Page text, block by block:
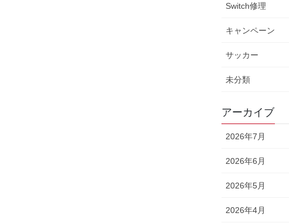
Switch修理
キャンペーン
サッカー
未分類
アーカイブ
2026年7月
2026年6月
2026年5月
2026年4月